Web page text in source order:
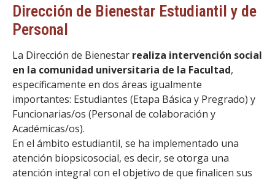
POSTGRADO
CREACIÓNE INVESTIGACIÓN
BIBLIOTECA
DEPARTAMENTOS
FACULTAD
Estudiantes Funcionarias/os
Dirección de Bienestar Estudiantil y de
Personal
La Dirección de Bienestar realiza intervención social
en la comunidad universitaria de la Facultad,
específicamente en dos áreas igualmente
importantes: Estudiantes (Etapa Básica y Pregrado) y
Funcionarias/os (Personal de colaboración y
Académicas/os).
En el ámbito estudiantil, se ha implementado una
atención biopsicosocial, es decir, se otorga una
atención integral con el objetivo de que finalicen sus